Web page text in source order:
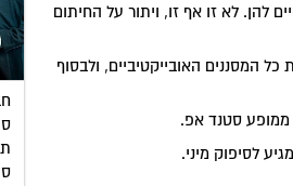
להן. לא זו אף זו, ויתור על החיתום
המסננים האובייקטיביים, ולבסוף
ממופע סטנד אפ.
לסיפוק מיני.
סעיף